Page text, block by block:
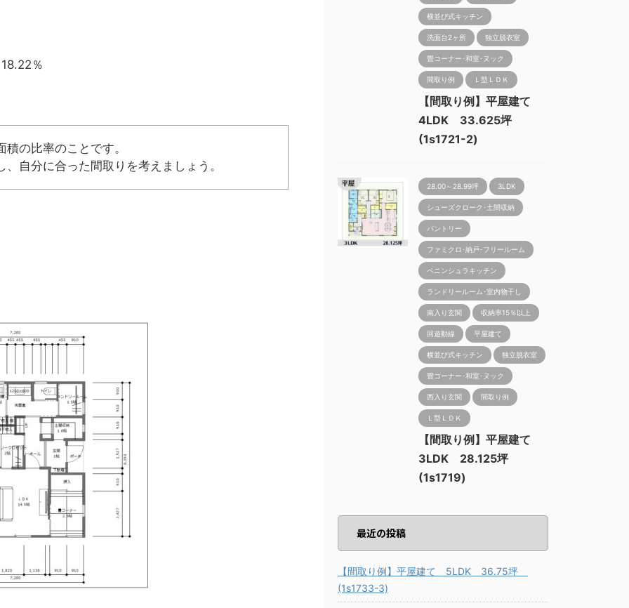
％
の比率のことです。
自分に合った間取りを考えましょう。
横並び式キッチン
洗面台2ヶ所 独立脱衣室
畳コーナー･和室･ヌック
間取り例 Ｌ型ＬＤＫ
【間取り例】平屋建て
4LDK 33.625坪
(1s1721-2)
28.00～28.99坪 3LDK
シューズクローク･土間収納
パントリー
ファミクロ･納戸･フリールーム
ペニンシュラキッチン
ランドリールーム･室内物干し
南入り玄関 収納率15％以上
回遊動線 平屋建て
横並び式キッチン 独立脱衣室
畳コーナー･和室･ヌック
西入り玄関 間取り例
Ｌ型ＬＤＫ
【間取り例】平屋建て
3LDK 28.125坪
(1s1719)
最近の投稿
【間取り例】平屋建て 5LDK 36.75坪
(1s1733-3)